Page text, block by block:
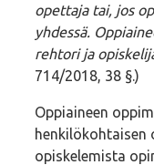
opettaja tai, jos
yhdessä.
rehtori ja
714/2018, 38 §.)
Oppiaineen
henkilökohtaisen
opiskelemista